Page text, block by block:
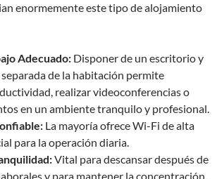
enormemente este tipo de alojamiento
Adecuado: Disponer de un escritorio y
de la habitación permite
realizar videoconferencias o
en un ambiente tranquilo y profesional.
La mayoría ofrece Wi-Fi de alta
para la operación diaria.
Vital para descansar después de
y para mantener la concentración.